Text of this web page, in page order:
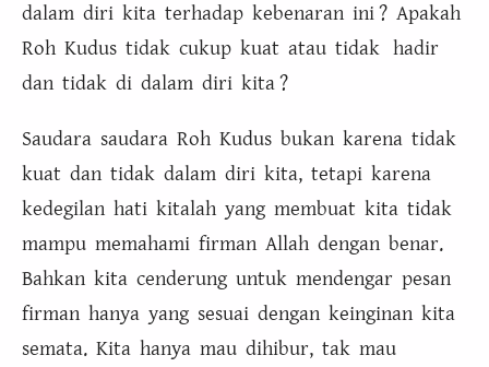
dalam diri kita terhadap kebenaran ini ? Apakah
Roh Kudus tidak cukup kuat atau tidak hadir
dan tidak di dalam diri kita ?
Saudara saudara Roh Kudus bukan karena tidak
kuat dan tidak dalam diri kita, tetapi karena
kedegilan hati kitalah yang membuat kita tidak
mampu memahami firman Allah dengan benar.
Bahkan kita cenderung untuk mendengar pesan
firman hanya yang sesuai dengan keinginan kita
semata. Kita hanya mau dihibur, tak mau